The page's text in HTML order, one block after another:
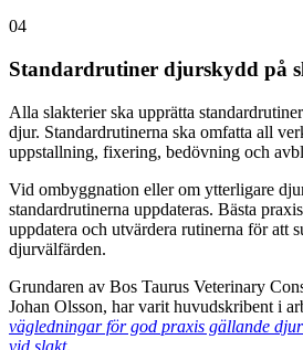
04
Standardrutiner djurskydd på
Alla slakterier ska upprätta
djur. Standardrutinerna ska omfatta all
uppstallning, fixering, bedövning och
Vid ombyggnation eller om ytterligare
standardrutinerna uppdateras. Bästa
uppdatera och utvärdera rutinerna för att
djurvälfärden.
Grundaren av Bos Taurus Veterinary
Johan Olsson, har varit huvudskribent i
vägledningar för god praxis gällande
vid slakt.